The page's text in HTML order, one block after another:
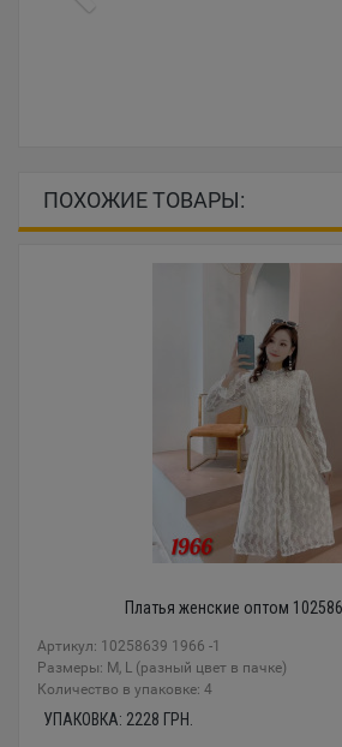
ПОХОЖИЕ ТОВАРЫ:
Платья женские оптом
Артикул: 10258639 1966 -1
Размеры: M, L (разный цвет в пачке)
Количество в упаковке: 4
УПАКОВКА: 2228 ГРН.